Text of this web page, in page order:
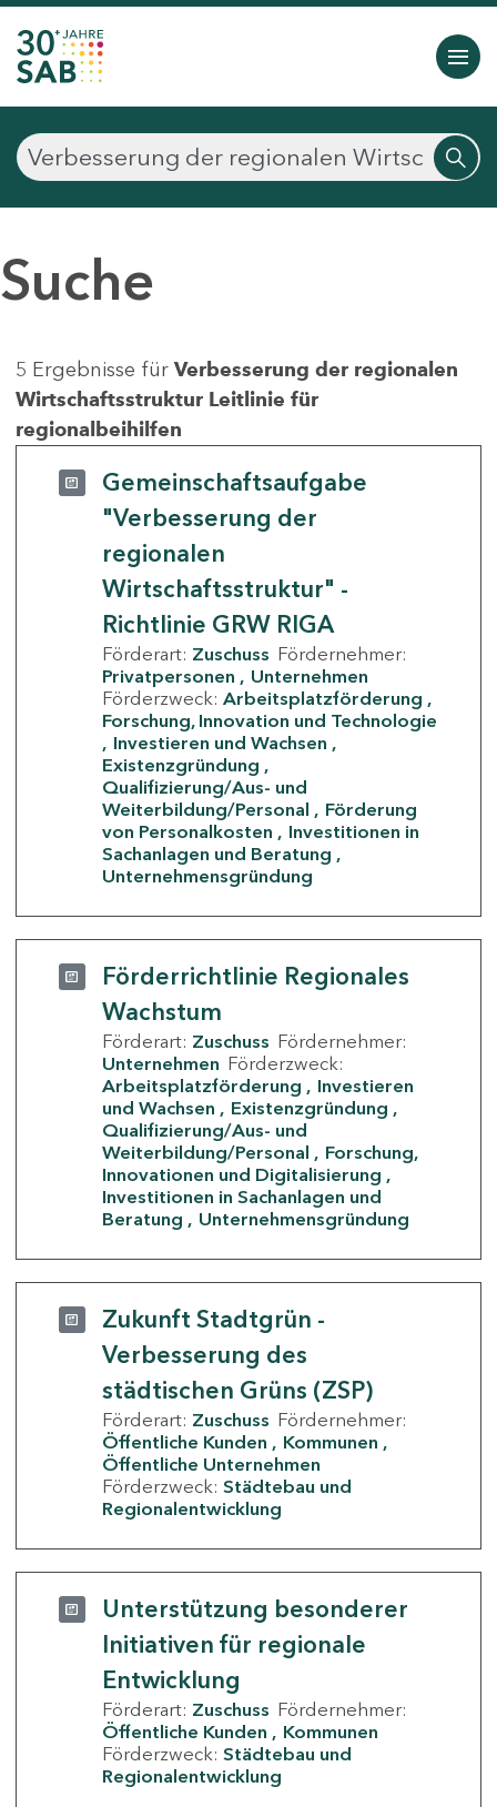
Suche
5 Ergebnisse für Verbesserung der regionalen
Wirtschaftsstruktur Leitlinie für
regionalbeihilfen
Gemeinschaftsaufgabe
"Verbesserung der
regionalen
Wirtschaftsstruktur" -
Richtlinie GRW RIGA
Förderart: Zuschuss Fördernehmer:
Privatpersonen
Unternehmen
Förderzweck: Arbeitsplatzförderung
Forschung, Innovation und Technologie
Investieren und Wachsen
Existenzgründung
Qualifizierung/Aus- und
Weiterbildung/Personal
Förderung
von Personalkosten
Investitionen in
Sachanlagen und Beratung
Unternehmensgründung
Förderrichtlinie Regionales
Wachstum
Förderart: Zuschuss Fördernehmer:
Unternehmen Förderzweck:
Arbeitsplatzförderung
Investieren
und Wachsen
Existenzgründung
Qualifizierung/Aus- und
Weiterbildung/Personal
Forschung,
Innovationen und Digitalisierung
Investitionen in Sachanlagen und
Beratung
Unternehmensgründung
Zukunft Stadtgrün -
Verbesserung des
städtischen Grüns (ZSP)
Förderart: Zuschuss Fördernehmer:
Öffentliche Kunden
Kommunen
Öffentliche Unternehmen
Förderzweck: Städtebau und
Regionalentwicklung
Unterstützung besonderer
Initiativen für regionale
Entwicklung
Förderart: Zuschuss Fördernehmer:
Öffentliche Kunden
Kommunen
Förderzweck: Städtebau und
Regionalentwicklung